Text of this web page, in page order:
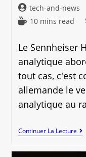
Auteur/autrice
de
la
tech-and-news
Temps
lecture :
10 mins read
Le Sennheiser
analytique
tout cas, c'est
allemande le
analytique au
Continuer La LectureTest